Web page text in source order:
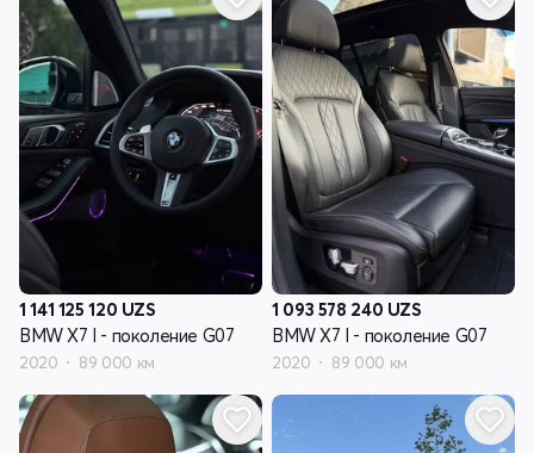
1 141 125 120 UZS
BMW X7 I - поколение G07
2020 89 000 км
1 093 578 240 UZS
BMW X7 I - поколение G07
2020 89 000 км